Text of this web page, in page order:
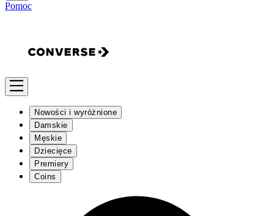
Pomoc
Nowości i wyróżnione
Damskie
Męskie
Dziecięce
Premiery
Coins